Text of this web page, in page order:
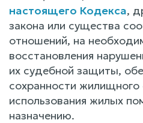
настоящего Кодекса,
закона или существа
отношений, на
восстановления
их судебной защиты,
сохранности
использования жилых
назначению.